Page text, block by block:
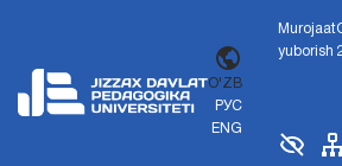
O'ZB
РУС
ENG
Murojaat
yuborish